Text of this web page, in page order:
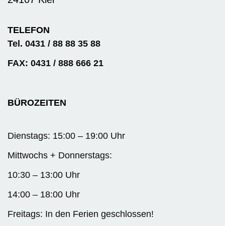
TELEFON
Tel. 0431 / 88 88 35 88
FAX: 0431 / 888 666 21
BÜROZEITEN
Dienstags: 15:00 – 19:00 Uhr
Mittwochs + Donnerstags:
10:30 – 13:00 Uhr
14:00 – 18:00 Uhr
Freitags: In den Ferien geschlossen!